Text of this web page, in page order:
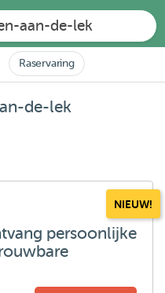
aan-de-lek
Raservaring
de-lek
NIEUW!
persoonlijke